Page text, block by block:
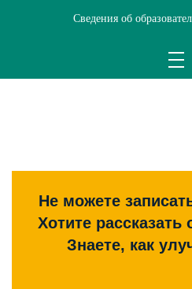
Не можете
Хотите рассказать
Знаете, как
Сведения об